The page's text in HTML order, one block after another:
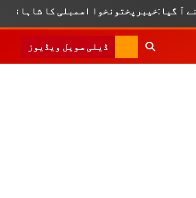
گیا:خیبرپختونخوا اسمبلی کا شاہانہ
ڈیلی سویل ویڈیوز